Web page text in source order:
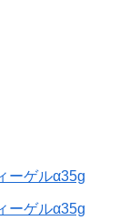
ーゲルα35g
ーゲルα35g